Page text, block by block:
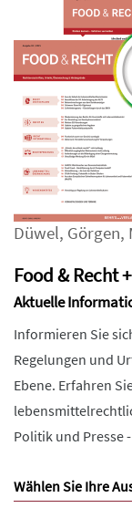
Düwel, Görgen,
Food & Recht
Aktuelle
Informieren Sie
Regelungen und
Ebene. Erfahren
Politik und Presse
Wählen Sie Ihre